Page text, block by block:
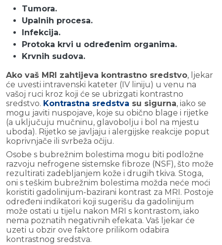
Tumora.
Upalnih procesa.
Infekcija.
Protoka krvi u određenim organima.
Krvnih sudova.
Ako vaš MRI zahtijeva kontrastno sredstvo, ljekar
će uvesti intravenski kateter (IV liniju) u venu na
vašoj ruci kroz koji će se ubrizgati kontrastno
sredstvo. Kontrastna sredstva su sigurna, iako se
mogu javiti nuspojave, koje su obično blage i rijetke
(a uključuju mučninu, glavobolju i bol na mjestu
uboda). Rijetko se javljaju i alergijske reakcije poput
koprivnjače ili svrbeža očiju.
Osobe s bubrežnim bolestima mogu biti podložne
razvoju nefrogene sistemske fibroze (NSF), što može
rezultirati zadebljanjem kože i drugih tkiva. Stoga,
oni s teškim bubrežnim bolestima možda neće moći
koristiti gadolinijum-bazirani kontrast za MRI. Postoje
određeni indikatori koji sugerišu da gadolinijum
može ostati u tijelu nakon MRI s kontrastom, iako
nema poznatih negativnih efekata. Vaš ljekar će
uzeti u obzir ove faktore prilikom odabira
kontrastnog sredstva.